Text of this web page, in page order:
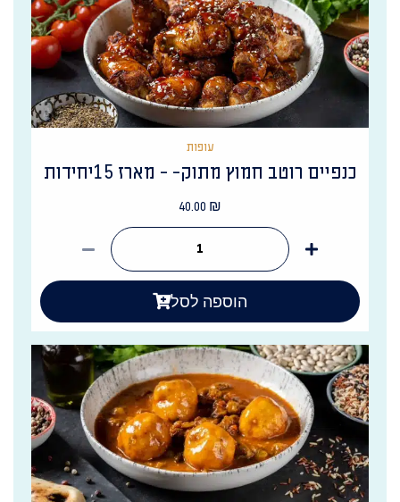
עופות
כנפיים רוטב חמוץ מתוק- - מארז 15יחידות
40.00 ₪
הוספה לסל